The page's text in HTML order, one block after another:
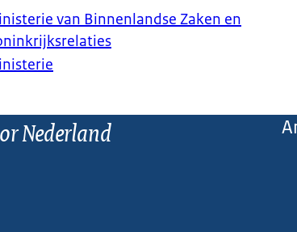
van Binnenlandse Zaken en
Nederland